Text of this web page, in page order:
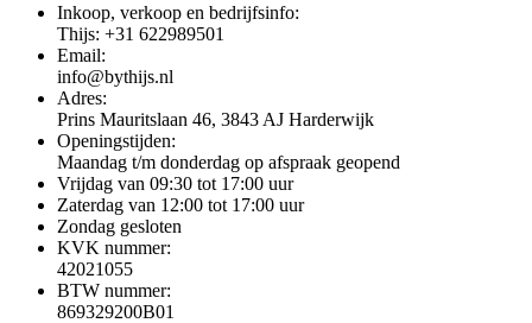
Inkoop, verkoop en bedrijfsinfo:
Thijs: +31 622989501
Email:
info@bythijs.nl
Adres:
Prins Mauritslaan 46, 3843 AJ Harderwijk
Openingstijden:
Maandag t/m donderdag op afspraak geopend
Vrijdag van 09:30 tot 17:00 uur
Zaterdag van 12:00 tot 17:00 uur
Zondag gesloten
KVK nummer:
42021055
BTW nummer:
869329200B01